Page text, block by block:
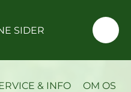
SIDER
& INFO OM OS